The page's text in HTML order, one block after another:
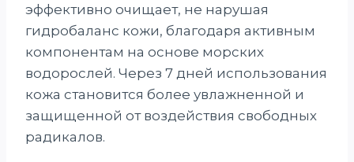
эффективно очищает, не нарушая
гидробаланс кожи, благодаря активным
компонентам на основе морских
водорослей. Через 7 дней использования
кожа становится более увлажненной и
защищенной от воздействия свободных
радикалов.